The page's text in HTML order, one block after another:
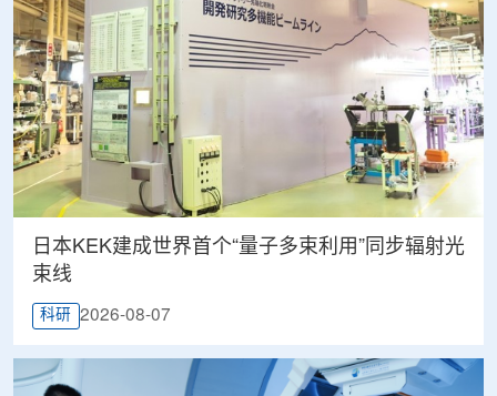
日本KEK建成世界首个“量子多束利用”同步辐射光
束线
科研 2026-08-07